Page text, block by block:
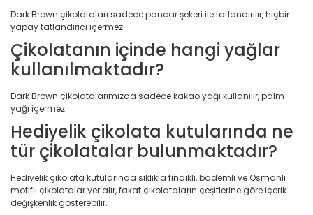
Dark Brown çikolataları sadece pancar şekeri ile tatlandırılır, hiçbir
yapay tatlandırıcı içermez.
Çikolatanın içinde hangi yağlar
kullanılmaktadır?
Dark Brown çikolatalarımızda sadece kakao yağı kullanılır, palm
yağı içermez.
Hediyelik çikolata kutularında ne
tür çikolatalar bulunmaktadır?
Hediyelik çikolata kutularında sıklıkla fındıklı, bademli ve Osmanlı
motifli çikolatalar yer alır, fakat çikolataların çeşitlerine göre içerik
değişkenlik gösterebilir.